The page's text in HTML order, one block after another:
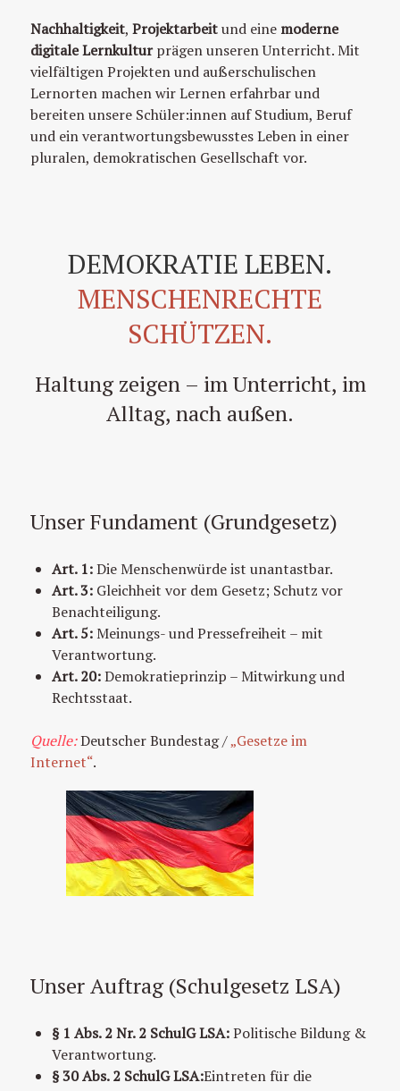
Nachhaltigkeit, Projektarbeitund eine moderne
digitale Lernkulturprägen unseren Unterricht. Mit
vielfältigen Projekten und außerschulischen
Lernorten machen wir Lernen erfahrbar und
bereiten unsere Schüler:innen auf Studium, Beruf
und ein verantwortungsbewusstes Leben in einer
pluralen, demokratischen Gesellschaft vor.
DEMOKRATIE LEBEN.
MENSCHENRECHTE
SCHÜTZEN.
Haltung zeigen – im Unterricht, im
Alltag, nach außen.
Unser Fundament (Grundgesetz)
Art. 1:Die Menschenwürde ist unantastbar.
Art. 3: Gleichheit vor dem Gesetz; Schutz vor
Benachteiligung.
Art. 5:Meinungs- und Pressefreiheit – mit
Verantwortung.
Art. 20:Demokratieprinzip – Mitwirkung und
Rechtsstaat.
Quelle:Deutscher Bundestag /„Gesetze im
Internet“.
Unser Auftrag (Schulgesetz LSA)
§ 1 Abs. 2 Nr. 2 SchulG LSA:Politische Bildung &
Verantwortung.
§ 30 Abs. 2 SchulG LSA:Eintreten für die